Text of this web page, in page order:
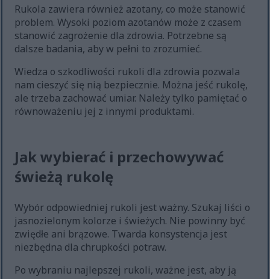
Rukola zawiera również azotany, co może stanowić
problem. Wysoki poziom azotanów może z czasem
stanowić zagrożenie dla zdrowia. Potrzebne są
dalsze badania, aby w pełni to zrozumieć.
Wiedza o szkodliwości rukoli dla zdrowia pozwala
nam cieszyć się nią bezpiecznie. Można jeść rukolę,
ale trzeba zachować umiar. Należy tylko pamiętać o
równoważeniu jej z innymi produktami.
Jak wybierać i przechowywać
świeżą rukolę
Wybór odpowiedniej rukoli jest ważny. Szukaj liści o
jasnozielonym kolorze i świeżych. Nie powinny być
zwiędłe ani brązowe. Twarda konsystencja jest
niezbędna dla chrupkości potraw.
Po wybraniu najlepszej rukoli, ważne jest, aby ją